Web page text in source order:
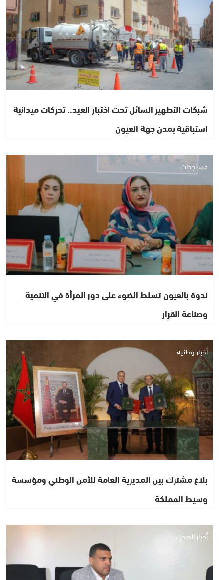
شبكات التطهير السائل تحت اختبار العيد.. تحركات ميدانية
استباقية بمدن جهة العيون
مستجدات
ندوة بالعيون تسلط الضوء على دور المرأة في التنمية
وصناعة القرار
أخبار وطنية
بلاغ مشترك بين المديرية العامة للأمن الوطني ومؤسسة
وسيط المملكة
أخبار الصحراء